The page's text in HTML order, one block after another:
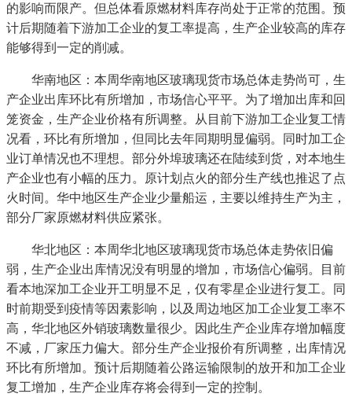
的影响而限产。但总体看原燃材料库存尚处于正常的范围。预
计后期随着下游加工企业的复工率提高，生产企业较高的库存
能够得到一定的削减。
华南地区：本周华南地区玻璃现货市场总体走势尚可，生
产企业出库环比有所增加，市场信心平平。为了增加出库和回
笼资金，生产企业价格有所调整。从目前下游加工企业复工情
况看，环比有所增加，但同比去年同期明显偏弱。同时加工企
业订单情况也不理想。部分外埠玻璃还在陆续到货，对本地生
产企业也有小幅的压力。原计划点火的部分生产线也推迟了点
火时间。华中地区生产企业少量船运，主要以维持生产为主，
部分厂家原燃材料供应紧张。
华北地区：本周华北地区玻璃现货市场总体走势依旧偏
弱，生产企业出库情况没有明显的增加，市场信心偏弱。目前
看本地深加工企业开工明显不足，仅有零星企业进行复工。同
时前期受到疫情等因素影响，以及周边地区加工企业复工率不
高，华北地区外销玻璃数量很少。因此生产企业库存增加幅度
不减，厂家压力偏大。部分生产企业报价有所调整，出库情况
环比有所增加。预计后期随着公路运输限制的放开和加工企业
复工增加，生产企业库存将会得到一定的控制。